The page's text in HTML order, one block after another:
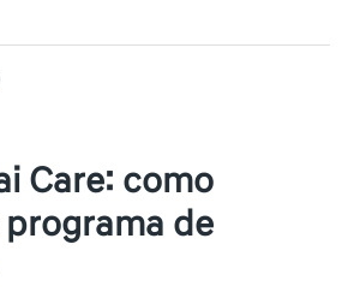
Care: como
de